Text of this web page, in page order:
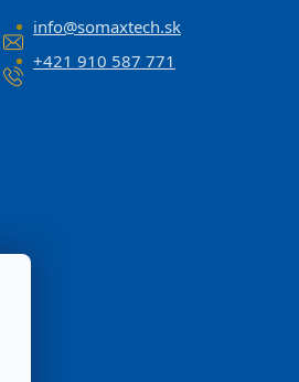
info@somaxtech.sk
+421 910 587 771